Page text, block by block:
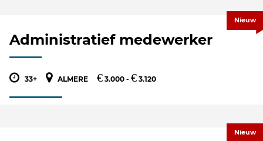
Administratief medewerker
33+ ALMERE € 3.000 - € 3.120
Nieuw
Nieuw